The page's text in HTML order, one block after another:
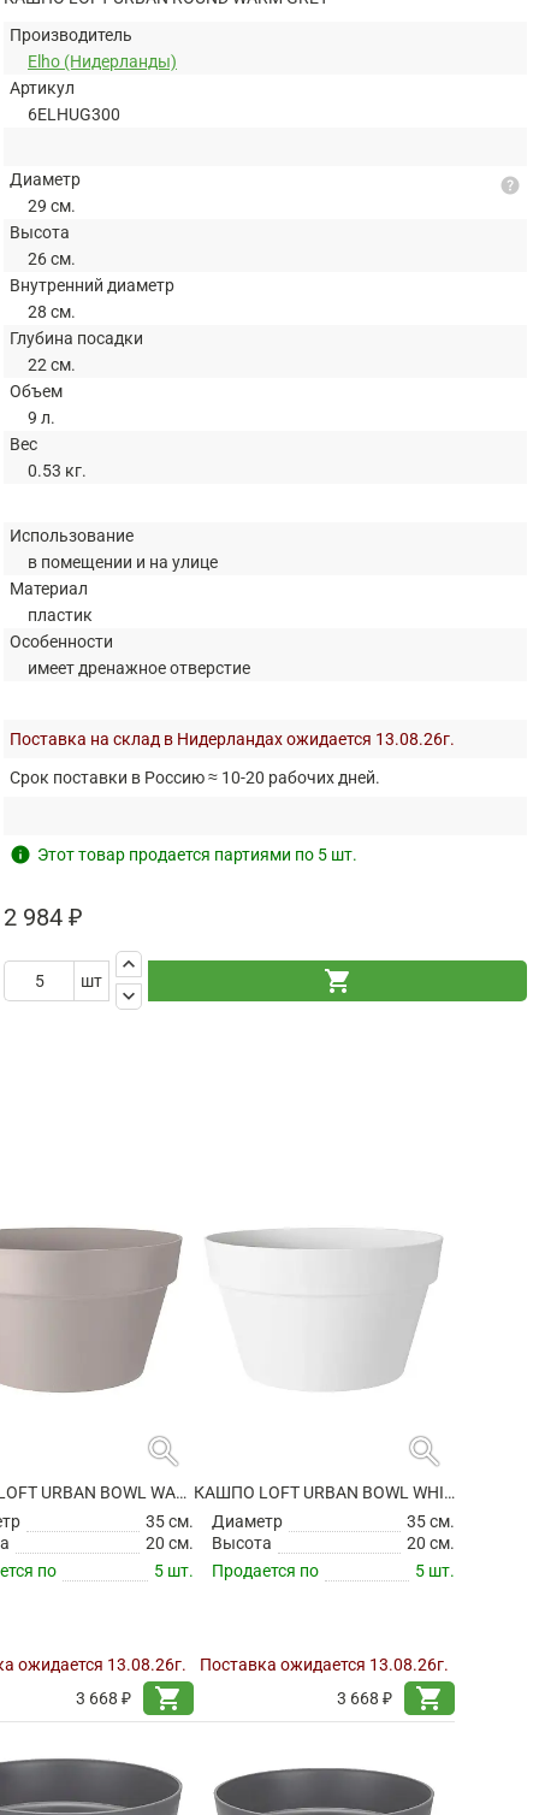
Производитель
Elho (Нидерланды)
Артикул
6ELHUG300
Диаметр
29 см.
Высота
26 см.
Внутренний диаметр
28 см.
Глубина посадки
22 см.
Объем
9 л.
Вес
0.53 кг.
help
Использование
в помещении и на улице
Материал
пластик
Особенности
имеет дренажное отверстие
Поставка на склад в Нидерландах ожидается 13.08.26г.
Срок поставки в Россию ≈ 10-20 рабочих дней.
info Этот товар продается партиями по 5 шт.
2 984 ₽
шт
keyboard_arrow_up
keyboard_arrow_down
shopping_cart
search
КАШПО LOFT URBAN BOWL WARM GREY
35 см.
20 см.
по
5 шт.
ожидается 13.08.26г.
3 668 ₽
shopping_cart
search
КАШПО LOFT URBAN BOWL WHITE
Диаметр
35 см.
Высота
20 см.
Продается по
5 шт.
Поставка ожидается 13.08.26г.
3 668 ₽
shopping_cart